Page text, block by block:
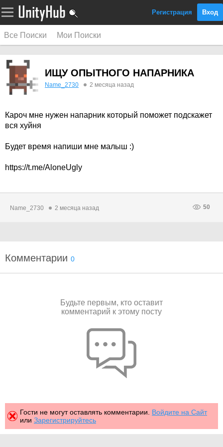
Регистрация Вход
Все Поиски Мои Поиски
ИЩУ ОПЫТНОГО НАПАРНИКА
Name_2730 2 месяца назад
Кароч мне нужен напарник который поможет подскажет
вся хуйня
Будет время напиши мне малыш :)
https://t.me/AloneUgly
Name_2730 2 месяца назад 50
Комментарии 0
Будьте первым, кто оставит
комментарий к этому посту
Гости не могут оставлять комментарии. Войдите на Сайт
или Зарегистрируйтесь